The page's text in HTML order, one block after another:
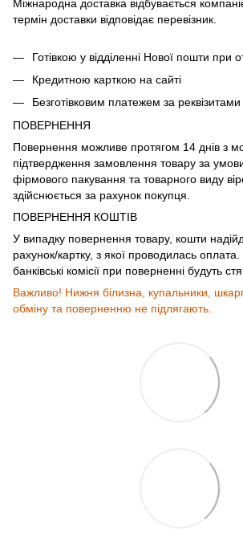
Міжнародна доставка відбувається
термін доставки відповідає перевізник.
Готівкою у відділенні Нової пошти при
Кредитною карткою на сайті
Безготівковим платежем за реквізитами
ПОВЕРНЕННЯ
Повернення можливе протягом 14 днів з
підтвердження замовлення товару за
фірмового пакування та товарного виду
здійснюється за рахунок покупця.
ПОВЕРНЕННЯ КОШТІВ
У випадку повернення товару, кошти
рахунок/картку, з якої проводилась оплата.
банківські комісії при поверненні будуть
Важливо! Нижня білизна, купальники,
обміну та поверненню не підлягають.